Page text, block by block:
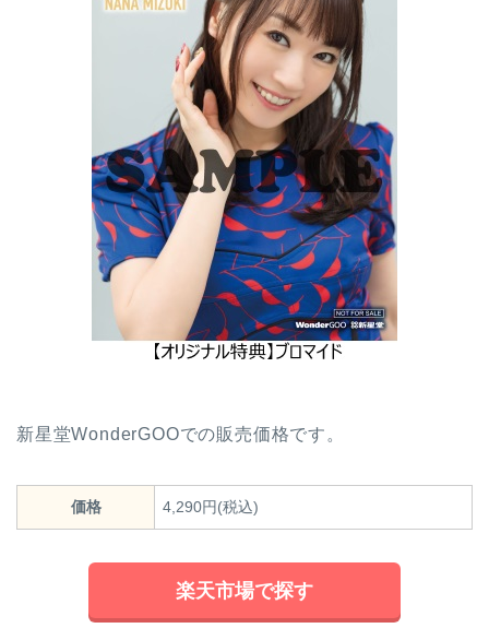
新星堂WonderGOOでの販売価格です。
価格 4,290円(税込)
楽天市場で探す